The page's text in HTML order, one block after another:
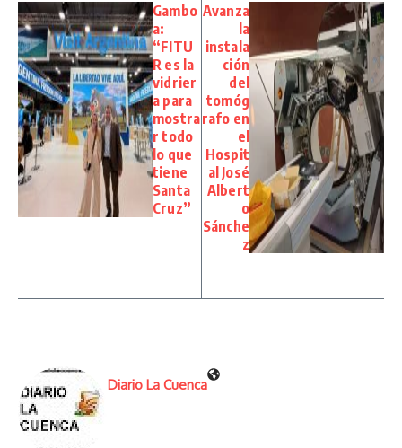
Gambo
a:
“FITU
R es la
vidrier
a para
mostra
r todo
lo que
tiene
Santa
Cruz”
Avanza
la
instala
ción
del
tomóg
rafo en
el
Hospit
al José
Albert
o
Sánche
z
Diario La Cuenca